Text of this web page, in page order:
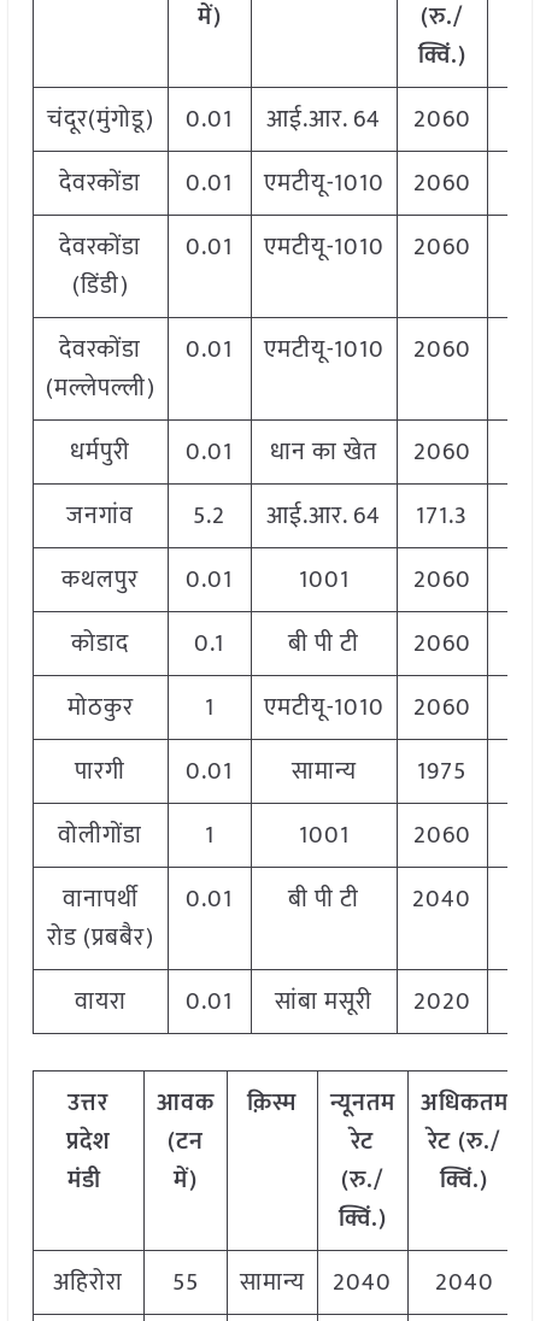
में)
(रु./
क्विं.)
चंदूर(मुंगोडू) 0.01 आई.आर. 64 2060
देवरकोंडा
0.01 एमटीयू-1010 2060
देवरकोंडा
(डिंडी)
0.01 एमटीयू-1010 2060
देवरकोंडा
(मल्लेपल्ली)
0.01 एमटीयू-1010 2060
धर्मपुरी 0.01 धान का खेत 2060
जनगांव
5.2 आई.आर. 64 171.3
कथलपुर
0.01 1001 2060
कोडाद
0.1 बी पी टी 2060
मोठकुर
1 एमटीयू-1010 2060
पारगी
0.01 सामान्य 1975
वोलीगोंडा
1 1001 2060
वानापर्थी
रोड (प्रबबैर)
0.01 बी पी टी 2040
वायरा 0.01 सांबा मसूरी 2020
उत्तर
प्रदेश
मंडी
आवक
(टन
में)
क़िस्म
न्यूनतम
रेट
(रु./
क्विं.)
अधिकतम
रेट (रु./
क्विं.)
अहिरोरा
55 सामान्य 2040 2040